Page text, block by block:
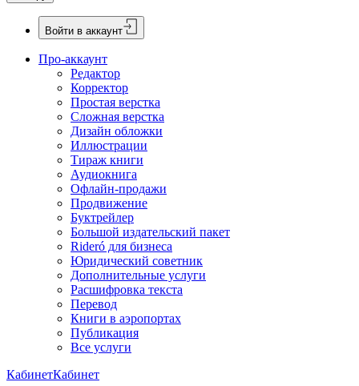
Войти в аккаунт
Про-аккаунт
Редактор
Корректор
Простая верстка
Сложная верстка
Дизайн обложки
Иллюстрации
Тираж книги
Аудиокнига
Офлайн-продажи
Продвижение
Буктрейлер
Большой издательский пакет
Rideró для бизнеса
Юридический советник
Дополнительные услуги
Расшифровка текста
Перевод
Книги в аэропортах
Публикация
Все услуги
КабинетКабинет